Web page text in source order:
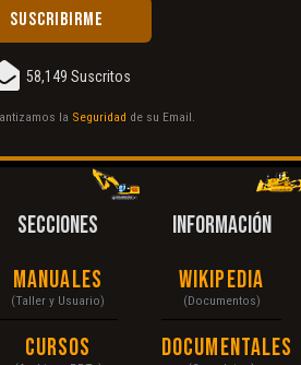
58,149 Suscritos
la Seguridad de su Email.
SECCIONES
Manuales
(Taller y Usuario)
Cursos
INFORMACIÓN
Wikipedia
(Documentos)
Documentales